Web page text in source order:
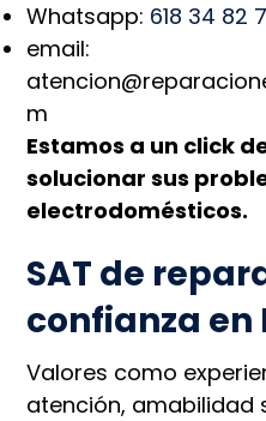
Whatsapp: 618 34 82
email:
m
Estamos a un click
solucionar sus
electrodomésticos.
SAT de
confianza en
Valores como
atención, amabilidad